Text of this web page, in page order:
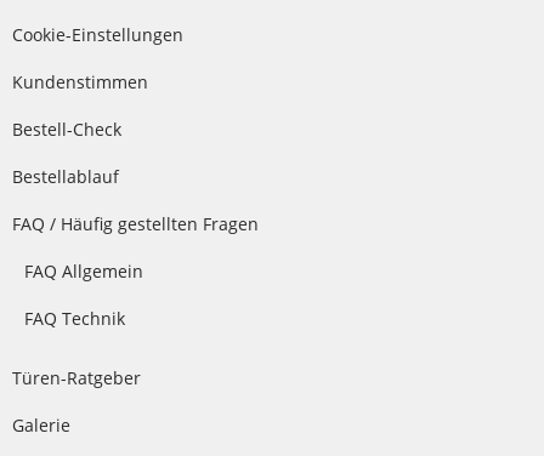
Cookie-Einstellungen
Kundenstimmen
Bestell-Check
Bestellablauf
FAQ / Häufig gestellten Fragen
FAQ Allgemein
FAQ Technik
Türen-Ratgeber
Galerie